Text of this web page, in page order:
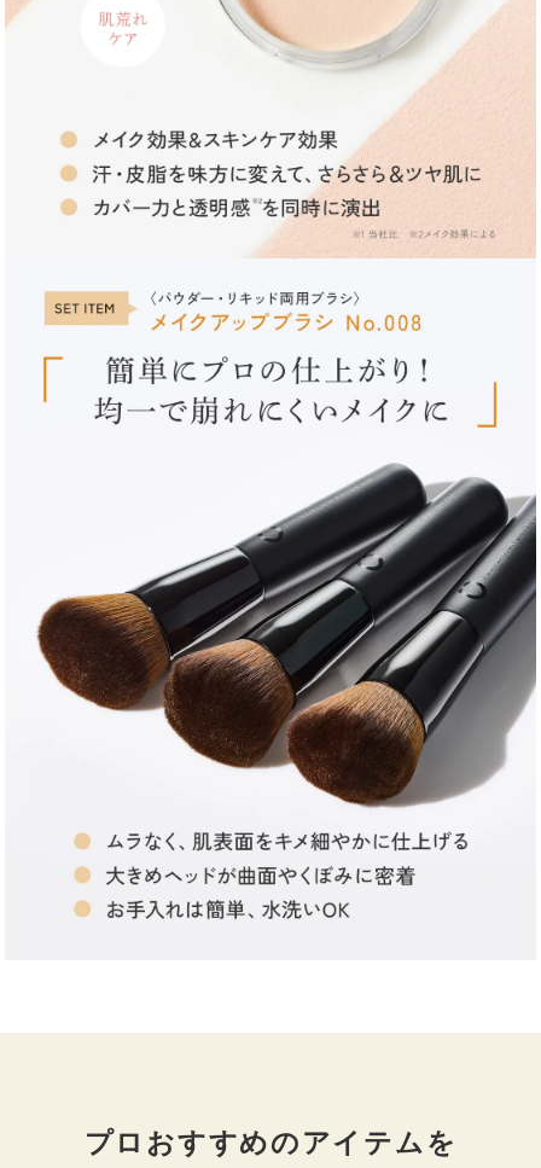
プロおすすめのアイテムを